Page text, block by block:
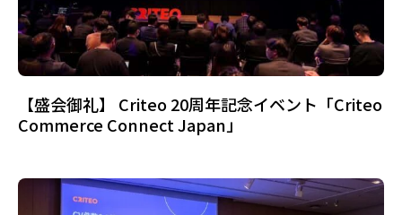
【盛会御礼】 Criteo 20周年記念イベント「Criteo
Commerce Connect Japan」